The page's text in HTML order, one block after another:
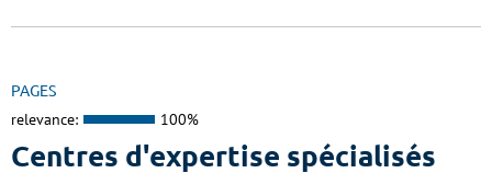
PAGES
relevance: 100%
Centres d'expertise spécialisés